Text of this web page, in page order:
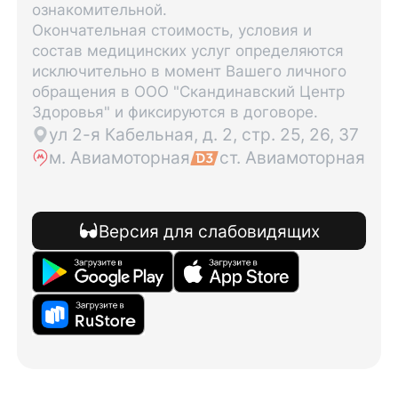
ознакомительной.
Окончательная стоимость, условия и
состав медицинских услуг определяются
исключительно в момент Вашего личного
обращения в ООО "Скандинавский Центр
Здоровья" и фиксируются в договоре.
ул 2-я Кабельная, д. 2, стр. 25, 26, 37
м. Авиамоторная
ст. Авиамоторная
Версия для слабовидящих